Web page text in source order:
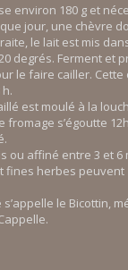
environ 180 g et
jour, une chèvre
le lait est mis
degrés. Ferment et
le faire cailler. Cette
est moulé à la
fromage s’égoutte
ou affiné entre 3 et 6
fines herbes peuvent
le Bicottin,